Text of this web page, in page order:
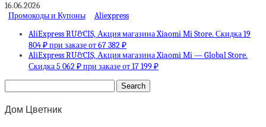
16.06.2026
Промокоды и Купоны
Aliexpress
AliExpress RU&CIS, Акция магазина Xiaomi Mi Store. Скидка 19
804 ₽ при заказе от 67 382 ₽
AliExpress RU&CIS, Акция магазина Xiaomi Mi — Global Store.
Скидка 5 062 ₽ при заказе от 17 199 ₽
Дом Цветник